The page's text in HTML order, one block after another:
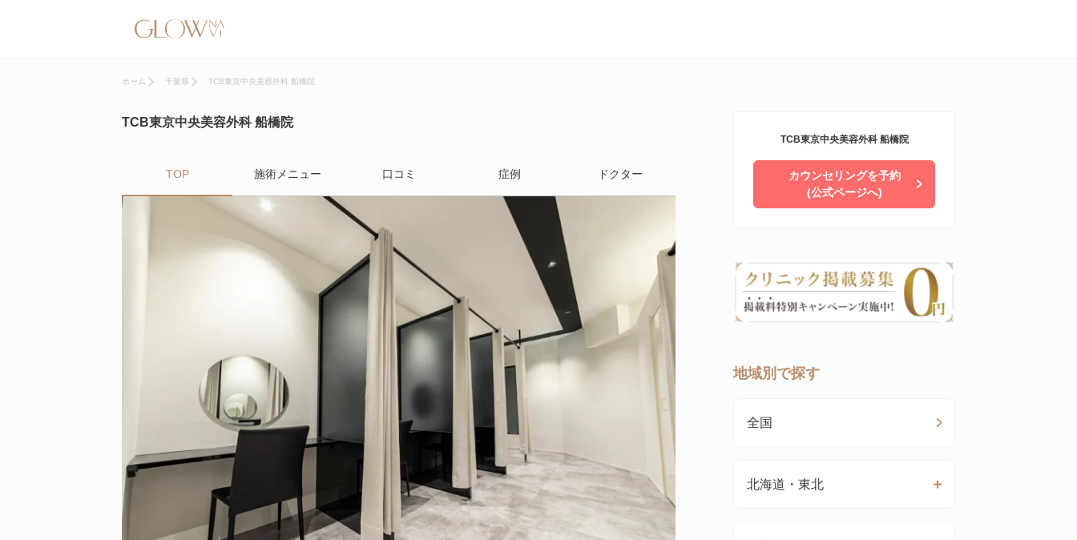
ホーム 千葉県 TCB東京中央美容外科 船橋院
TCB東京中央美容外科 船橋院
TOP 施術メニュー 口コミ 症例 ドクター
TCB東京中央美容外科 船橋院
カウンセリングを予約
(公式ページへ)
地域別で探す
全国
北海道・東北